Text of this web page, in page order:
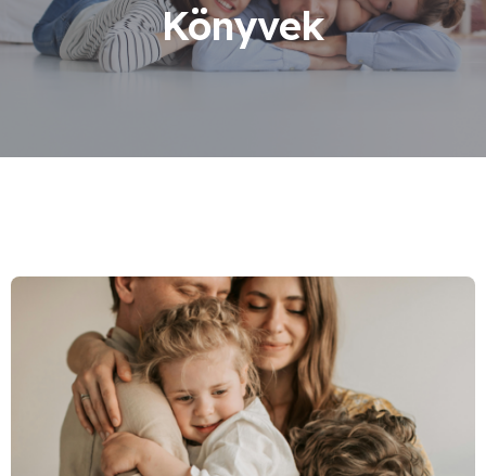
Könyvek